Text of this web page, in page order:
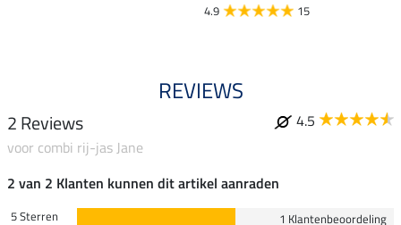
4.9 15
REVIEWS
2 Reviews
4.5
voor combi rij-jas Jane
2 van 2 Klanten kunnen dit artikel aanraden
5 Sterren
1 Klantenbeoordeling